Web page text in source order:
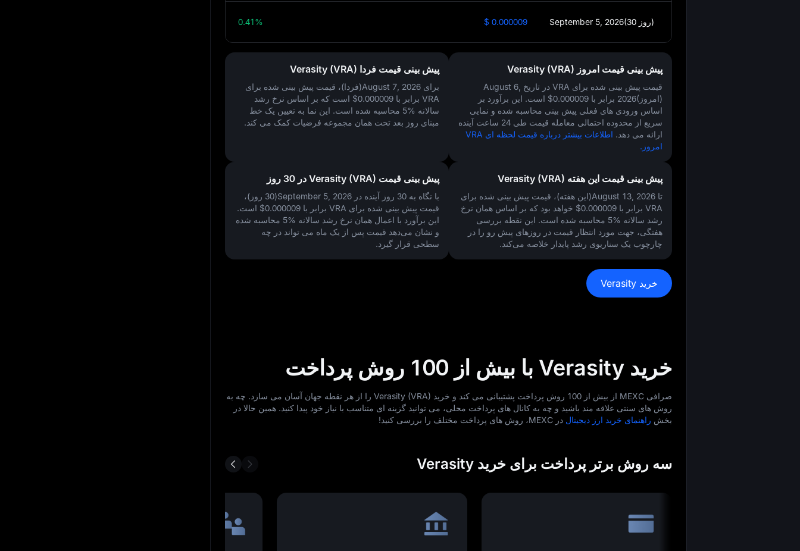
September 5, 2026(30 روز) $ 0.000009
0.41%
پیش‌ بینی قیمت امروز Verasity (VRA)
قیمت پیش‌ بینی‌ شده برای VRA در تاریخ
August 6,
2026(امروز)
برابر با $0.000009 است. این برآورد بر
اساس ورودی‌ های فعلی پیش‌ بینی محاسبه شده و نمایی
سریع از محدوده احتمالی معامله قیمت طی 24 ساعت آینده
ارائه می‌ دهد.
اطلاعات بیشتر درباره قیمت لحظه‌ ای VRA
امروز.
پیش‌ بینی قیمت فردا Verasity (VRA)
برای August 7, 2026(فردا)، قیمت پیش‌ بینی‌ شده برای
VRA برابر با
$0.000009 است که بر اساس نرخ رشد
سالانه 5% محاسبه شده است. این نما به تعیین یک خط
مبنای روز بعد تحت همان مجموعه فرضیات کمک می‌ کند.
پیش‌ بینی قیمت این هفته Verasity (VRA)
تا August 13, 2026(این هفته)، قیمت پیش‌ بینی‌ شده برای
VRA برابر با
$0.000009 خواهد بود که بر اساس همان نرخ
رشد سالانه 5% محاسبه شده است. این نقطه بررسی
هفتگی، جهت مورد انتظار قیمت در روزهای پیش‌ رو را در
چارچوب یک سناریوی رشد پایدار خلاصه می‌کند.
پیش‌ بینی قیمت Verasity (VRA) در 30 روز
با نگاه به 30 روز آینده در September 5, 2026(30 روز)،
قیمت پیش‌ بینی‌ شده برای VRA برابر با
$0.000009 است.
این برآورد با اعمال همان نرخ رشد سالانه 5% محاسبه شده
و نشان می‌دهد قیمت پس از یک ماه می‌ تواند در چه
سطحی قرار گیرد.
خرید Verasity
خرید Verasity با بیش از 100 روش پرداخت
صرافی MEXC از بیش از 100 روش پرداخت پشتیبانی می‌ کند و خرید Verasity (VRA) را از هر نقطه جهان آسان می‌ سازد. چه به
روش‌ های سنتی علاقه‌ مند باشید و چه به کانال‌ های پرداخت محلی، می‌ توانید گزینه‌ ای متناسب با نیاز خود پیدا کنید. همین حالا در
بخش راهنمای خرید ارز دیجیتال در MEXC، روش‌ های پرداخت مختلف را بررسی کنید!
سه روش برتر پرداخت برای خرید Verasity